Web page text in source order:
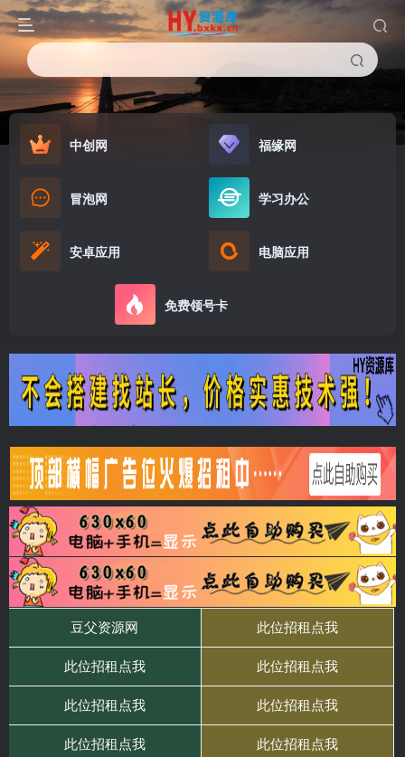
中创网 福缘网
冒泡网 学习办公
安卓应用 电脑应用
免费领号卡